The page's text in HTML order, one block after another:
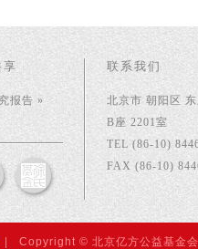
享
报告 »
联系我们
北京市 朝阳区
B座 2201室
TEL (86-10)
FAX (86-10)
| Copyright © 北京亿方公益基金